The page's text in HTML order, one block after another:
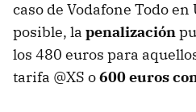
caso de Vodafone Todo
posible, la penalización
los 480 euros para
tarifa @XS o600 euros